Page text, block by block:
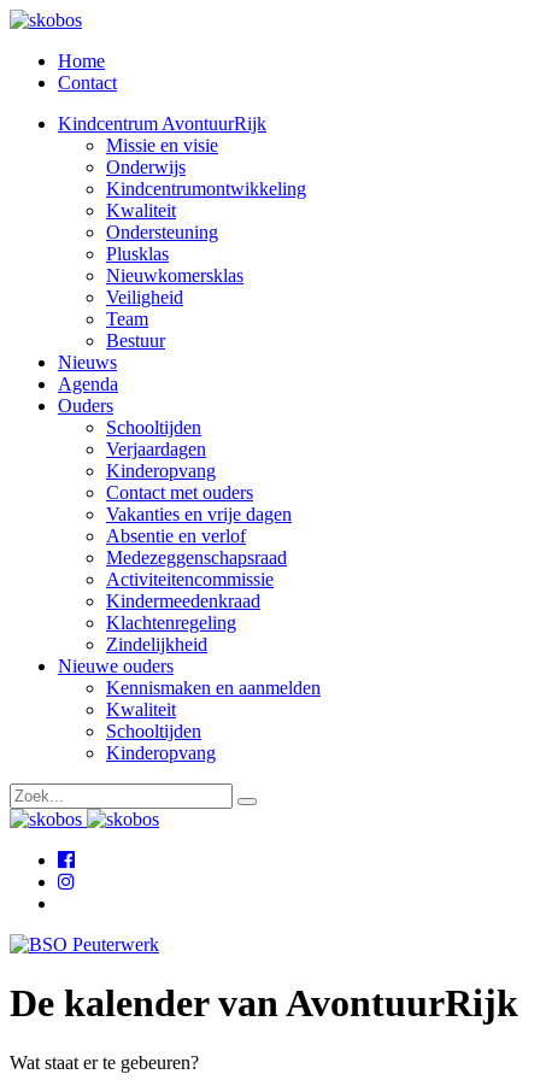
Home
Contact
Kindcentrum AvontuurRijk
Missie en visie
Onderwijs
Kindcentrumontwikkeling
Kwaliteit
Ondersteuning
Plusklas
Nieuwkomersklas
Veiligheid
Team
Bestuur
Nieuws
Agenda
Ouders
Schooltijden
Verjaardagen
Kinderopvang
Contact met ouders
Vakanties en vrije dagen
Absentie en verlof
Medezeggenschapsraad
Activiteitencommissie
Kindermeedenkraad
Klachtenregeling
Zindelijkheid
Nieuwe ouders
Kennismaken en aanmelden
Kwaliteit
Schooltijden
Kinderopvang
De kalender van AvontuurRijk
Wat staat er te gebeuren?